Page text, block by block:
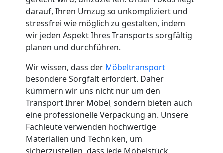
darauf, Ihren Umzug so unkompliziert und
stressfrei wie möglich zu gestalten, indem
wir jeden Aspekt Ihres Transports sorgfältig
planen und durchführen.
Wir wissen, dass der Möbeltransport
besondere Sorgfalt erfordert. Daher
kümmern wir uns nicht nur um den
Transport Ihrer Möbel, sondern bieten auch
eine professionelle Verpackung an. Unsere
Fachleute verwenden hochwertige
Materialien und Techniken, um
sicherzustellen, dass jede Möbelstück
Küchenumzug
Wolfsberg
Umzug
und
Lagerung